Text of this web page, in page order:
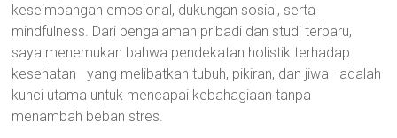
keseimbangan emosional, dukungan sosial, serta
mindfulness. Dari pengalaman pribadi dan studi terbaru,
saya menemukan bahwa pendekatan holistik terhadap
kesehatan—yang melibatkan tubuh, pikiran, dan jiwa—adalah
kunci utama untuk mencapai kebahagiaan tanpa
menambah beban stres.